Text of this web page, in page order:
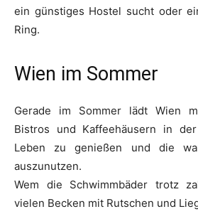
ein günstiges Hostel sucht oder
Ring.
Wien im Sommer
Gerade im Sommer lädt Wien
Bistros und Kaffeehäusern in
Leben zu genießen und die
auszunutzen.
Wem die Schwimmbäder trotz
vielen Becken mit Rutschen und